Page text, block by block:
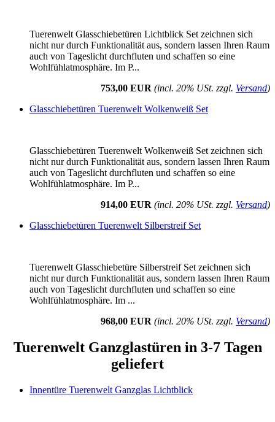
Tuerenwelt Glasschiebetüren Lichtblick Set zeichnen sich
nicht nur durch Funktionalität aus, sondern lassen Ihren Raum
auch von Tageslicht durchfluten und schaffen so eine
Wohlfühlatmosphäre. Im P...
753,00 EUR (incl. 20% USt. zzgl. Versand)
Glasschiebetüren Tuerenwelt Wolkenweiß Set
Glasschiebetüren Tuerenwelt Wolkenweiß Set zeichnen sich
nicht nur durch Funktionalität aus, sondern lassen Ihren Raum
auch von Tageslicht durchfluten und schaffen so eine
Wohlfühlatmosphäre. Im P...
914,00 EUR (incl. 20% USt. zzgl. Versand)
Glasschiebetüren Tuerenwelt Silberstreif Set
Tuerenwelt Glasschiebetüre Silberstreif Set zeichnen sich
nicht nur durch Funktionalität aus, sondern lassen Ihren Raum
auch von Tageslicht durchfluten und schaffen so eine
Wohlfühlatmosphäre. Im ...
968,00 EUR (incl. 20% USt. zzgl. Versand)
Tuerenwelt Ganzglastüren in 3-7 Tagen
geliefert
Innentüre Tuerenwelt Ganzglas Lichtblick